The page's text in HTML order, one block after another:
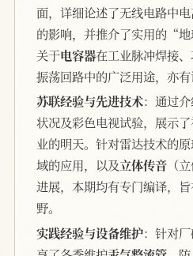
面，详细论述了无线电路中
的影响，并推介了实用的“地
关于电容器在工业脉冲焊接
振荡回路中的广泛用途，亦有
苏联经验与先进技术：通过
状况及彩色电视试验，展示
业的明天。针对雷达技术的
域的应用，以及立体传音 （
进展，本期均有专门编译，
野。
实践经验与设备维护：针对